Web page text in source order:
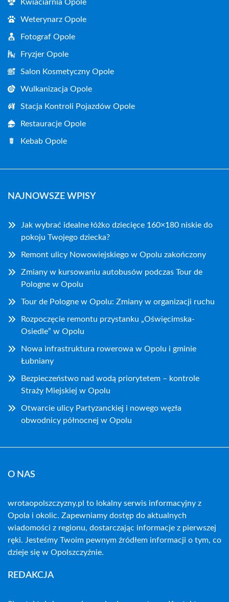
Kwiaciarnia Opole
Weterynarz Opole
Fotograf Opole
Fryzjer Opole
Salon Kosmetyczny Opole
Wulkanizacja Opole
Stacja Kontroli Pojazdów Opole
Restauracje Opole
Kebab Opole
NAJNOWSZE WPISY
Jak wybrać idealne łóżko dziecięce 160×180 niskie do
pokoju Twojego dziecka?
Remont ulicy Nowowiejskiego w Opolu zakończony
Zmiany w kursowaniu autobusów podczas Tour de
Pologne w Opolu
Tour de Pologne w Opolu: Zmiany w organizacji ruchu
Rozpoczęcie remontu przystanku „Oświęcimska-
Osiedle” w Opolu
Nowa infrastruktura rowerowa w Opolu i gminie
Łubniany
Bezpieczeństwo nad wodą priorytetem – kontrole
Straży Miejskiej w Opolu
Otwarcie ulicy Partyzanckiej i nowego węzła
obwodnicy północnej w Opolu
O NAS
wrotaopolszczyzny.pl to lokalny serwis informacyjny z
Opola i okolic. Zapewniamy dostęp do aktualnych
wiadomości z regionu, dostarczając informacje z pierwszej
ręki. Jesteśmy Twoim pewnym źródłem informacji o tym, co
dzieje się w Opolszczyźnie.
REDAKCJA